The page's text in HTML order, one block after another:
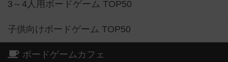
3～4人用ボードゲーム TOP50
子供向けボードゲーム TOP50
ボードゲームカフェ